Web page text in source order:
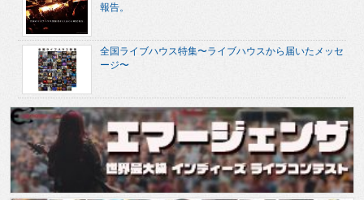
報告。
全国ライブハウス特集〜ライブハウスから届いたメッセ
ージ〜